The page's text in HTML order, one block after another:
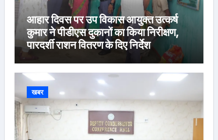
आहार दिवस पर उप विकास आयुक्त उत्कर्ष
कुमार ने पीडीएस दुकानों का किया निरीक्षण,
पारदर्शी राशन वितरण के दिए निर्देश
खबर